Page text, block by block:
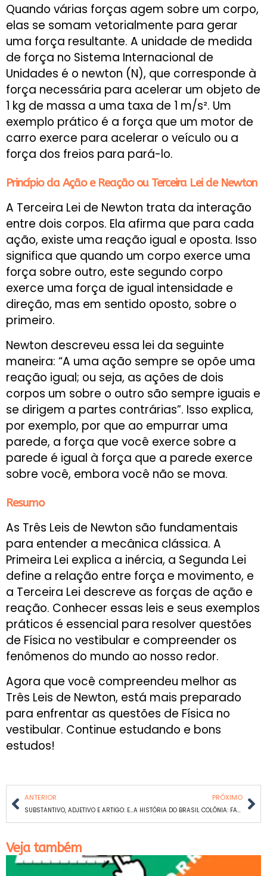
Quando várias forças agem sobre um corpo,
elas se somam vetorialmente para gerar
uma força resultante. A unidade de medida
de força no Sistema Internacional de
Unidades é o newton (N), que corresponde à
força necessária para acelerar um objeto de
1 kg de massa a uma taxa de 1 m/s². Um
exemplo prático é a força que um motor de
carro exerce para acelerar o veículo ou a
força dos freios para pará-lo.
Princípio da Ação e Reação ou Terceira Lei de Newton
A Terceira Lei de Newton trata da interação
entre dois corpos. Ela afirma que para cada
ação, existe uma reação igual e oposta. Isso
significa que quando um corpo exerce uma
força sobre outro, este segundo corpo
exerce uma força de igual intensidade e
direção, mas em sentido oposto, sobre o
primeiro.
Newton descreveu essa lei da seguinte
maneira: “A uma ação sempre se opõe uma
reação igual; ou seja, as ações de dois
corpos um sobre o outro são sempre iguais e
se dirigem a partes contrárias”. Isso explica,
por exemplo, por que ao empurrar uma
parede, a força que você exerce sobre a
parede é igual à força que a parede exerce
sobre você, embora você não se mova.
Resumo
As Três Leis de Newton são fundamentais
para entender a mecânica clássica. A
Primeira Lei explica a inércia, a Segunda Lei
define a relação entre força e movimento, e
a Terceira Lei descreve as forças de ação e
reação. Conhecer essas leis e seus exemplos
práticos é essencial para resolver questões
de Física no vestibular e compreender os
fenômenos do mundo ao nosso redor.
Agora que você compreendeu melhor as
Três Leis de Newton, está mais preparado
para enfrentar as questões de Física no
vestibular. Continue estudando e bons
estudos!
ANTERIOR
SUBSTANTIVO, ADJETIVO E ARTIGO: ESSENCIAIS PARA A REDAÇÃO NO VESTIBULAR
PRÓXIMO
A HISTÓRIA DO BRASIL COLÔNIA: FATOS ESSENCIAIS PARA O VESTIBULAR
Veja também